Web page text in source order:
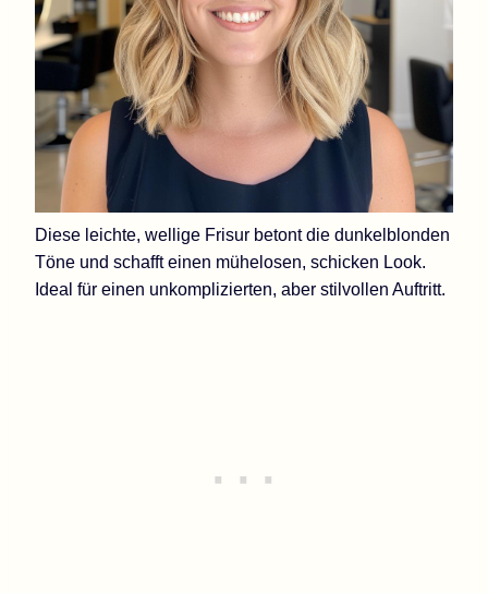
Diese leichte, wellige Frisur betont die dunkelblonden
Töne und schafft einen mühelosen, schicken Look.
Ideal für einen unkomplizierten, aber stilvollen Auftritt.